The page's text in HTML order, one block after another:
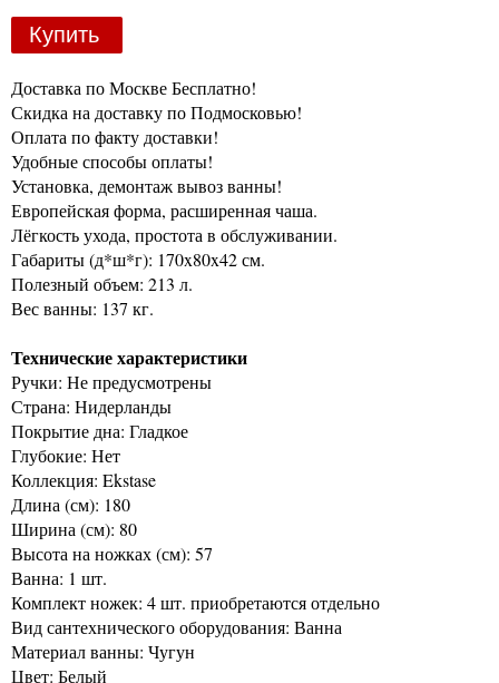
Купить
Доставка по Москве Бесплатно!
Скидка на доставку по Подмосковью!
Оплата по факту доставки!
Удобные способы оплаты!
Установка, демонтаж вывоз ванны!
Европейская форма, расширенная чаша.
Лёгкость ухода, простота в обслуживании.
Габариты (д*ш*г): 170x80x42 см.
Полезный объем: 213 л.
Вес ванны: 137 кг.
Технические характеристики
Ручки: Не предусмотрены
Страна: Нидерланды
Покрытие дна: Гладкое
Глубокие: Нет
Коллекция: Ekstase
Длина (см): 180
Ширина (см): 80
Высота на ножках (см): 57
Ванна: 1 шт.
Комплект ножек: 4 шт. приобретаются отдельно
Вид сантехнического оборудования: Ванна
Материал ванны: Чугун
Цвет: Белый